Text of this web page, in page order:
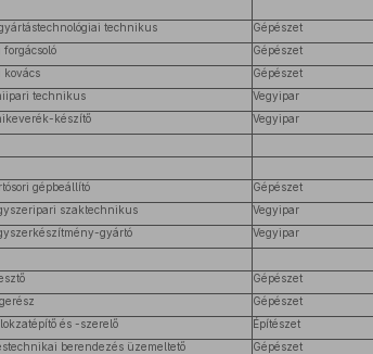
technikus
Gépészet
forgácsoló
Gépészet
kovács
Gépészet
technikus
Vegyipar
készítő
Vegyipar
gépbeállító
Gépészet
szaktechnikus
Vegyipar
gyártó
Vegyipar
Gépészet
Gépészet
és -szerelő
Építészet
berendezés üzemeltető
Gépészet